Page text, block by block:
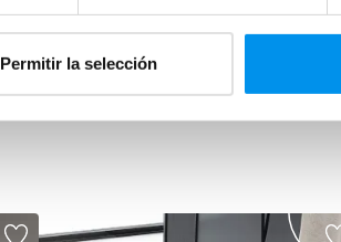
Permitir la selección
Puedes
Ver ficha